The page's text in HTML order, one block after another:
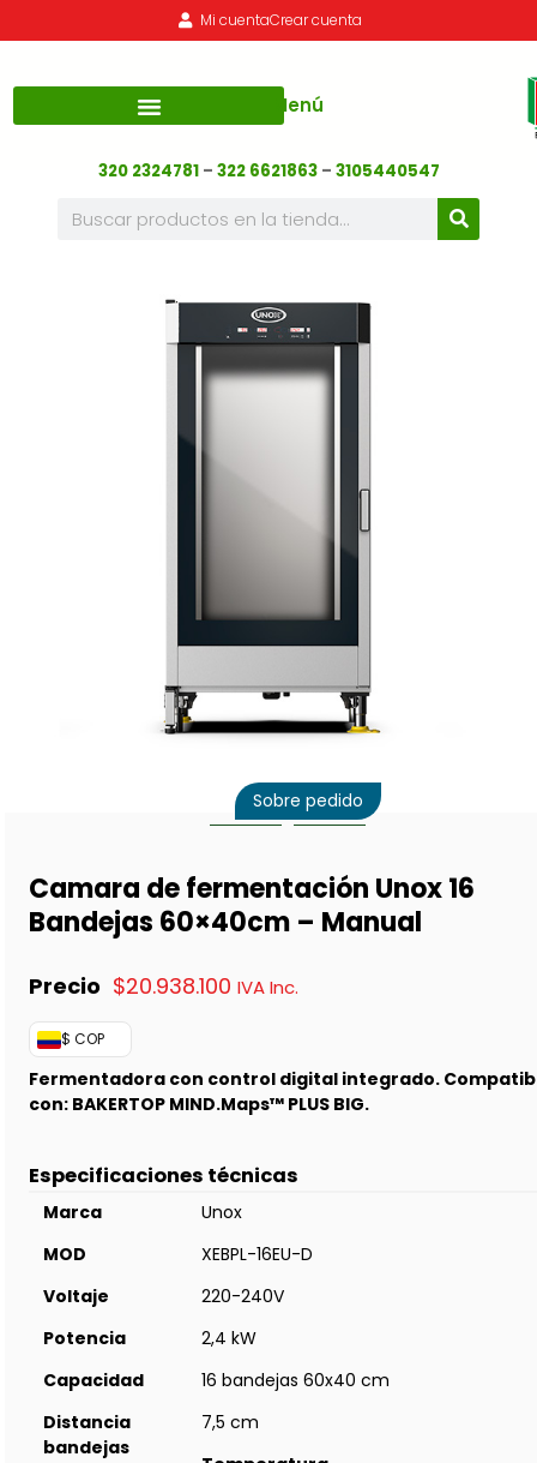
Mi cuentaCrear cuenta
Menú
320 2324781– 322 6621863 – 3105440547
Camara de fermentación Unox 16
Bandejas 60×40cm – Manual
$20.938.100 IVA Inc.
$ COP
Fermentadora con control digital integrado.
con: BAKERTOP MIND.Maps™ PLUS BIG.
Sobre pedido
Especificaciones técnicas
Marca
Unox
MOD
XEBPL-16EU-D
Voltaje
220-240V
Potencia
2,4 kW
Capacidad
16 bandejas 60x40 cm
Distancia
bandejas
7,5 cm